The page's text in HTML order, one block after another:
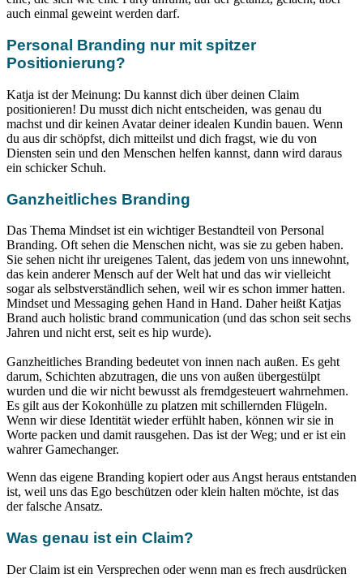
auch einmal geweint werden darf.
Personal Branding nur mit spitzer
Positionierung?
Katja ist der Meinung: Du kannst dich über deinen Claim
positionieren! Du musst dich nicht entscheiden, was genau du
machst und dir keinen Avatar deiner idealen Kundin bauen. Wenn
du aus dir schöpfst, dich mitteilst und dich fragst, wie du von
Diensten sein und den Menschen helfen kannst, dann wird daraus
ein schicker Schuh.
Ganzheitliches Branding
Das Thema Mindset ist ein wichtiger Bestandteil von Personal
Branding. Oft sehen die Menschen nicht, was sie zu geben haben.
Sie sehen nicht ihr ureigenes Talent, das jedem von uns innewohnt,
das kein anderer Mensch auf der Welt hat und das wir vielleicht
sogar als selbstverständlich sehen, weil wir es schon immer hatten.
Mindset und Messaging gehen Hand in Hand. Daher heißt Katjas
Brand auch holistic brand communication (und das schon seit sechs
Jahren und nicht erst, seit es hip wurde).
Ganzheitliches Branding bedeutet von innen nach außen. Es geht
darum, Schichten abzutragen, die uns von außen übergestülpt
wurden und die wir nicht bewusst als fremdgesteuert wahrnehmen.
Es gilt aus der Kokonhülle zu platzen mit schillernden Flügeln.
Wenn wir diese Identität wieder erfühlt haben, können wir sie in
Worte packen und damit rausgehen. Das ist der Weg; und er ist ein
wahrer Gamechanger.
Wenn das eigene Branding kopiert oder aus Angst heraus entstanden
ist, weil uns das Ego beschützen oder klein halten möchte, ist das
der falsche Ansatz.
Was genau ist ein Claim?
Der Claim ist ein Versprechen oder wenn man es frech ausdrücken